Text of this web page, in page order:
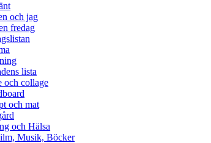
och jag
fredag
lista
och collage
och mat
och Hälsa
Musik, Böcker